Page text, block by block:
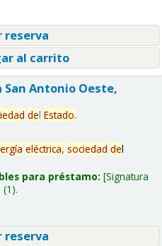
reserva
al carrito
Antonio Oeste,
del Estado.
eléctrica, sociedad del
para préstamo: Signatura
(1).
reserva